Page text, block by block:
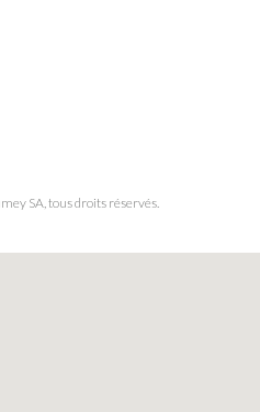
SA, tous droits réservés.